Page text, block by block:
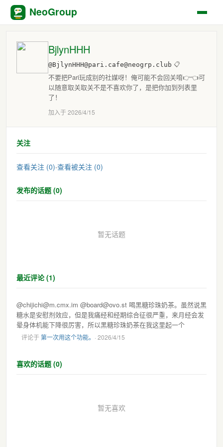
NeoGroup
BjlynHHH
@BjlynHHH@pari.cafe@neogrp.club 📋
不要把Pari玩成别的社媒呀！俺可能不会回关唷👉👈可
以随意取关取关不是不喜欢你了，是把你加到列表里
了！
加入于 2026/4/15
关注
查看关注 (0)·查看被关注 (0)
发布的话题 (0)
暂无话题
最近评论 (1)
@chijichi@m.cmx.im @board@ovo.st 喝黑糖珍珠奶茶。虽然说黑
糖水是安慰剂效应，但是我痛经和经期综合征很严重，来月经会发
晕身体机能下降很厉害，所以黑糖珍珠奶茶在我这里起一个
评论于第一次用这个功能。 · 2026/4/15
喜欢的话题 (0)
暂无喜欢